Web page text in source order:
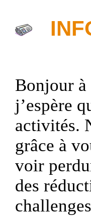
Bonjour
j’espère
activités.
grâce à
voir
des